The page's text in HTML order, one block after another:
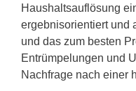
Haushaltsauflösung
ergebnisorientiert und
und das zum besten
Entrümpelungen und
Nachfrage nach einer